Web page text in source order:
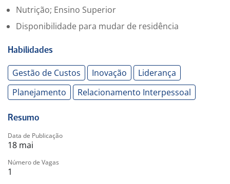
Nutrição; Ensino Superior
Disponibilidade para mudar de residência
Habilidades
Gestão de Custos Inovação
Liderança
Planejamento
Relacionamento Interpessoal
Resumo
Data de Publicação
18 mai
Número de Vagas
1